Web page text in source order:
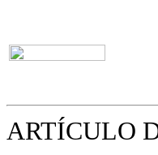
ARTÍCULO